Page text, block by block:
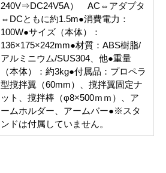
240V⇒DC24V5A） AC⇔アダプタ
⇔DCともに約1.5m●消費電力：
100W●サイズ（本体）：
136×175×242mm●材質：ABS樹脂/
アルミニウム/SUS304、他●重量
（本体）：約3kg●付属品：プロペラ
型撹拌翼（60mm）、撹拌翼固定ナ
ット、撹拌棒（φ8×500ｍｍ）、ア
ームホルダー、アームバー●※スタ
ンドは付属していません。